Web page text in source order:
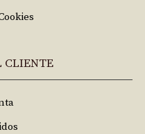
CLIENTE